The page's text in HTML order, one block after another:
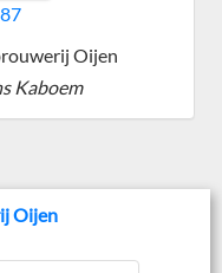
Oijen
Kaboem
Oijen